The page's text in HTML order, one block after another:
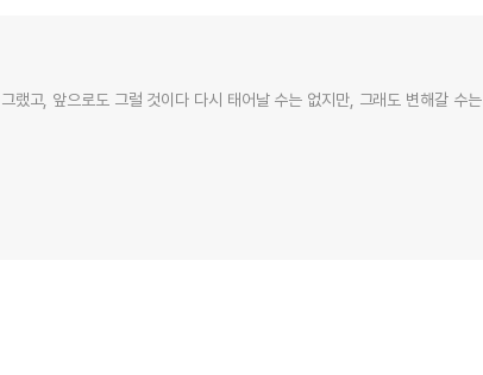
랬고, 앞으로도 그럴 것이다 다시 태어날 수는 없지만, 그래도 변해갈 수는